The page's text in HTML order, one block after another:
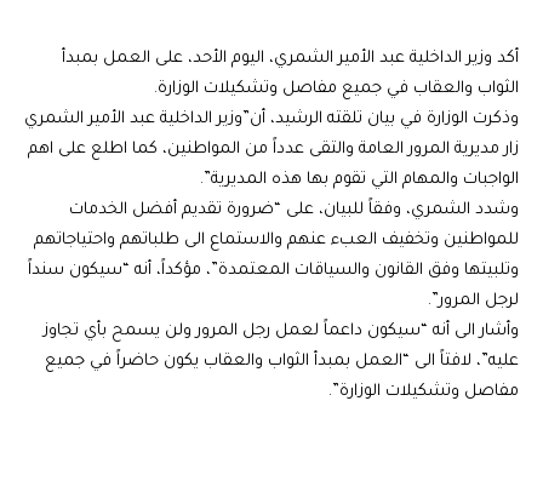
أكد وزير الداخلية عبد الأمير الشمري، اليوم الأحد، على العمل بمبدأ
الثواب والعقاب في جميع مفاصل وتشكيلات الوزارة.
وذكرت الوزارة في بيان تلقته الرشيد، أن”وزير الداخلية عبد الأمير الشمري
زار مديرية المرور العامة والتقى عدداً من المواطنين، كما اطلع على اهم
الواجبات والمهام التي تقوم بها هذه المديرية”.
وشدد الشمري، وفقاً للبيان، على “ضرورة تقديم أفضل الخدمات
للمواطنين وتخفيف العبء عنهم والاستماع الى طلباتهم واحتياجاتهم
وتلبيتها وفق القانون والسياقات المعتمدة”، مؤكداً، أنه “سيكون سنداً
لرجل المرور”.
وأشار الى أنه “سيكون داعماً لعمل رجل المرور ولن يسمح بأي تجاوز
عليه”، لافتاً الى “العمل بمبدأ الثواب والعقاب يكون حاضراً في جميع
مفاصل وتشكيلات الوزارة”.